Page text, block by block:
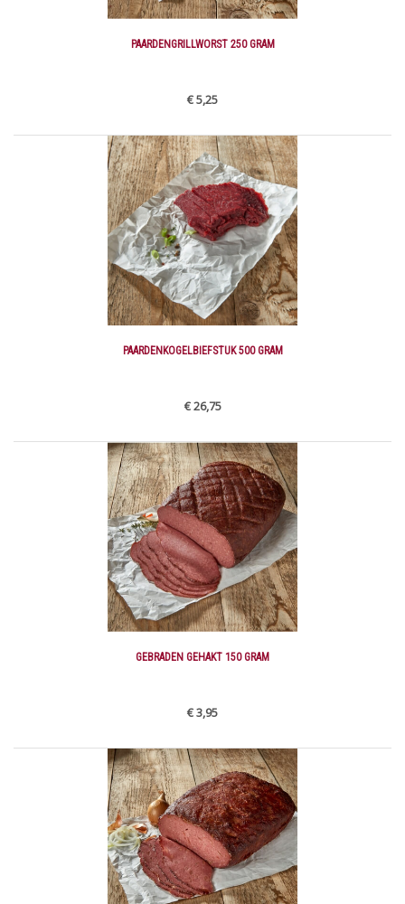
PAARDENGRILLWORST 250 GRAM
€ 5,25
PAARDENKOGELBIEFSTUK 500 GRAM
€ 26,75
GEBRADEN GEHAKT 150 GRAM
€ 3,95